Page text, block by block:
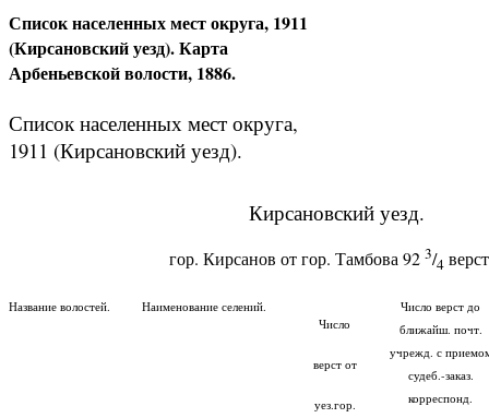
Список населенных мест округа, 1911
(Кирсановский уезд). Карта
Арбеньевской волости, 1886.
Список населенных мест округа,
1911 (Кирсановский уезд).
Кирсановский уезд.
гор. Кирсанов от гор. Тамбова 92 3/4
Название волостей.
Наименование селений.
Число
верст от
уез.гор.
Число верст до
ближайш. почт.
учрежд. с
судеб.-заказ.
корреспонд.